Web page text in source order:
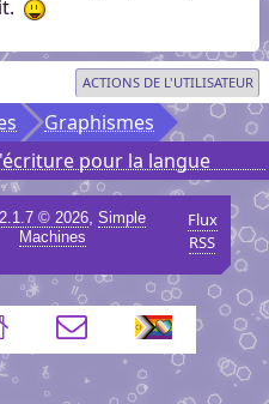
ACTIONS DE L'UTILISATEUR
Graphismes
pour la langue
© 2026, Simple
Machines
Flux
RSS